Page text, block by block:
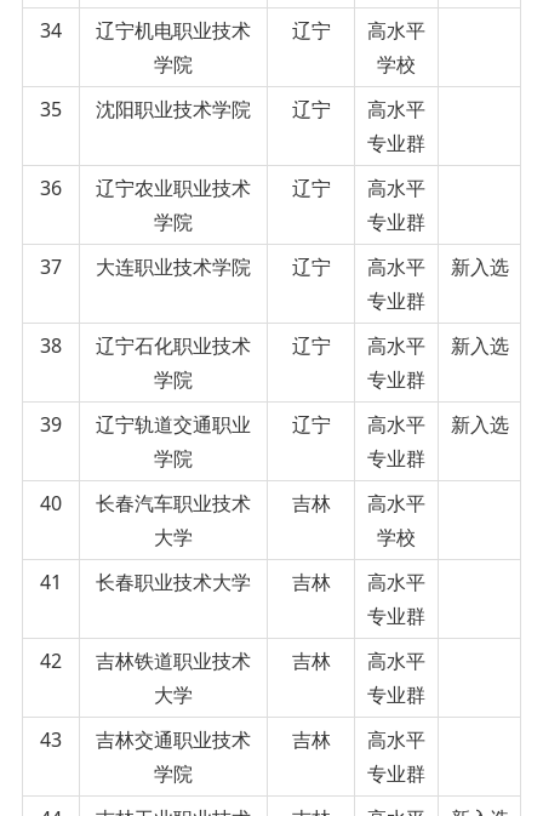
34
辽宁机电职业技术
学院
辽宁
高水平
学校
35
沈阳职业技术学院 辽宁
高水平
专业群
36
辽宁农业职业技术
学院
辽宁
高水平
专业群
37
大连职业技术学院 辽宁
高水平
专业群
新入选
38
辽宁石化职业技术
学院
辽宁
高水平
专业群
新入选
39
辽宁轨道交通职业
学院
辽宁
高水平
专业群
新入选
40
长春汽车职业技术
大学
吉林
高水平
学校
41
长春职业技术大学 吉林
高水平
专业群
42
吉林铁道职业技术
大学
吉林
高水平
专业群
43
吉林交通职业技术
学院
吉林
高水平
专业群